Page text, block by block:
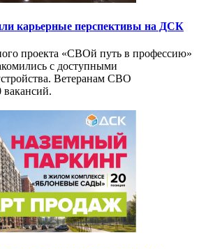
карьерные перспективы на ДСК
проекта «СВОй путь в профессию»
с доступными
Ветеранам СВО
вакансий.